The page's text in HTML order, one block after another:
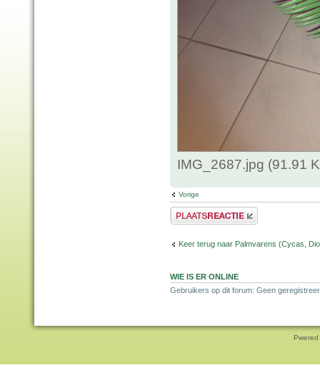
IMG_2687.jpg (91.91
Vorige
Plaats een reactie
Keer terug naar Palmvarens (Cycas,
WIE IS ER ONLINE
Gebruikers op dit forum: Geen